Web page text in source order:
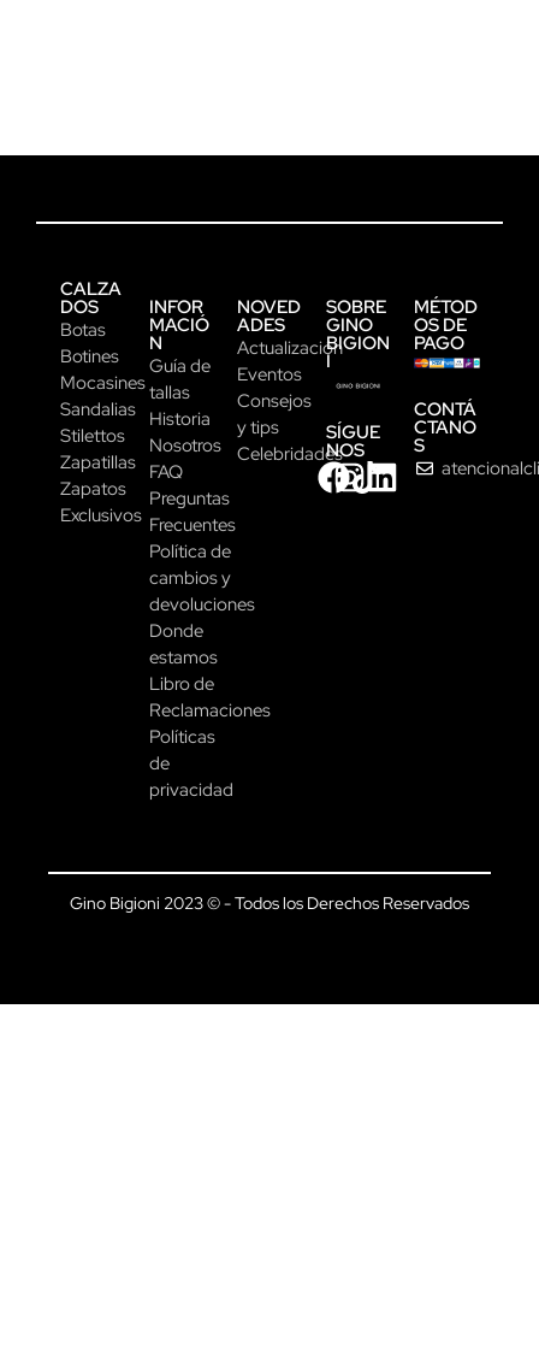
CALZA
DOS
Botas
Botines
Mocasines
Sandalias
Stilettos
Zapatillas
Zapatos
Exclusivos
INFOR
MACIÓ
N
Guía de
tallas
Historia
Nosotros
FAQ
Preguntas
Frecuentes
Política de
cambios y
devoluciones
Donde
estamos
Libro de
Reclamaciones
Políticas
de
privacidad
NOVED
ADES
Actualización
Eventos
Consejos
y tips
Celebridades
SOBRE
GINO
BIGION
I
SÍGUE
NOS
MÉTOD
OS DE
PAGO
CONTÁ
CTANO
S
Gino Bigioni 2023 © - Todos los Derechos Reservados